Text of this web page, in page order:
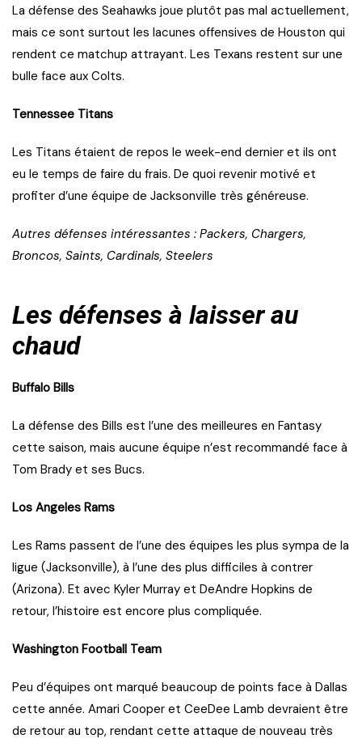
La défense des Seahawks joue plutôt pas mal actuellement,
mais ce sont surtout les lacunes offensives de Houston qui
rendent ce matchup attrayant. Les Texans restent sur une
bulle face aux Colts.
Tennessee Titans
Les Titans étaient de repos le week-end dernier et ils ont
eu le temps de faire du frais. De quoi revenir motivé et
profiter d’une équipe de Jacksonville très généreuse.
Autres défenses intéressantes : Packers, Chargers,
Broncos, Saints, Cardinals, Steelers
Les défenses à laisser au
chaud
Buffalo Bills
La défense des Bills est l’une des meilleures en Fantasy
cette saison, mais aucune équipe n’est recommandé face à
Tom Brady et ses Bucs.
Los Angeles Rams
Les Rams passent de l’une des équipes les plus sympa de la
ligue (Jacksonville), à l’une des plus difficiles à contrer
(Arizona). Et avec Kyler Murray et DeAndre Hopkins de
retour, l’histoire est encore plus compliquée.
Washington Football Team
Peu d’équipes ont marqué beaucoup de points face à Dallas
cette année. Amari Cooper et CeeDee Lamb devraient être
de retour au top, rendant cette attaque de nouveau très